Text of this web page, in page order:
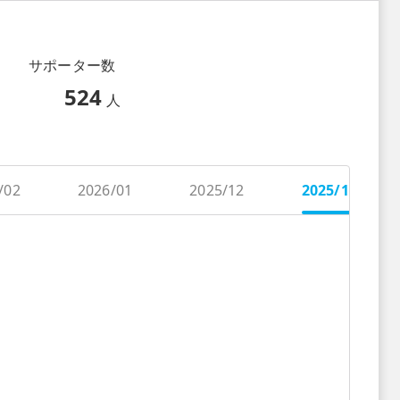
サポーター数
524 人
02 2026/01 2025/12 2025/11